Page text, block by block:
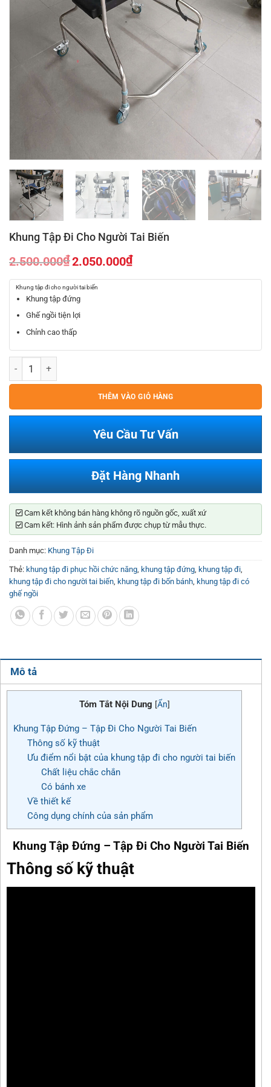
Khung Tập Đi Cho Người Tai Biến
2.500.000₫
gốc
là:
2.500.000₫.
2.050.000₫
hiện
tại
2.050.000₫.
Khung tập đi cho người tai biến
Khung tập đứng
Ghế ngồi tiện lợi
Chỉnh cao thấp
Khung Tập Đi Cho Người Tai Biến số lượng
THÊM VÀO GIỎ HÀNG
Yêu Cầu Tư Vấn
Đặt Hàng Nhanh
Cam kết không bán hàng không rõ nguồn gốc, xuất xứ
Cam kết: Hình ảnh sản phẩm được chụp từ mẫu thực.
Danh mục: Khung Tập Đi
Thẻ: khung tập đi phục hồi chức năng, khung tập đứng, khung tập đi,
khung tập đi cho người tai biến, khung tập đi bốn bánh, khung tập đi có
ghế ngồi
Mô tả
Tóm Tắt Nội Dung [Ẩn]
Khung Tập Đứng – Tập Đi Cho Người Tai Biến
Thông số kỹ thuật
Ưu điểm nổi bật của khung tập đi cho người tai biến
Chất liệu chắc chắn
Có bánh xe
Về thiết kế
Công dụng chính của sản phẩm
Khung Tập Đứng – Tập Đi Cho Người Tai Biến
Thông số kỹ thuật